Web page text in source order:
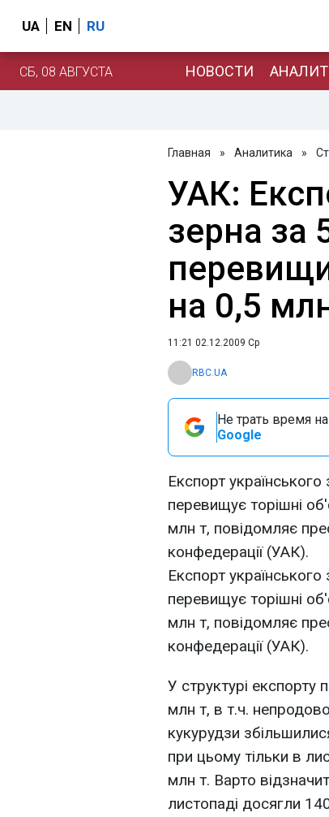
UA EN RU
СБ, 08 АВГУСТА НОВОСТИ
Главная » Аналитика »
УАК:
зерна за
на 0,5
11:21 02.12.2009 Ср
RBC.UA
Не трать время
Google
Експорт
перевищує торішні
млн т, повідомляє
конфедерації (УАК).
Експорт
перевищує торішні
млн т, повідомляє
конфедерації (УАК).
У структурі експорту
млн т, в т.ч.
кукурудзи
при цьому тільки в
млн т. Варто
листопаді досягли